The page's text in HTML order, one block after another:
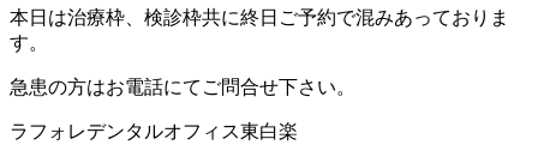
本日は治療枠、検診枠共に終日ご予約で混みあっておりま
す。
急患の方はお電話にてご問合せ下さい。
ラフォレデンタルオフィス東白楽